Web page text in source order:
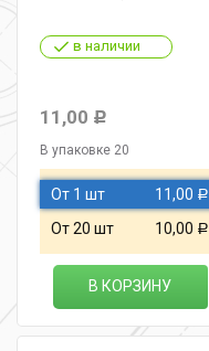
в наличии
11,00 Р
В упаковке 20
От 1 шт 11,00 Р
От 20 шт 10,00 Р
В КОРЗИНУ